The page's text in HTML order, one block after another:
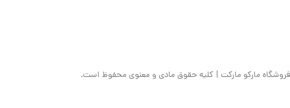
فروشگاه مارکو مارکت | کلیه حقوق مادی و معنوی محفوظ است.